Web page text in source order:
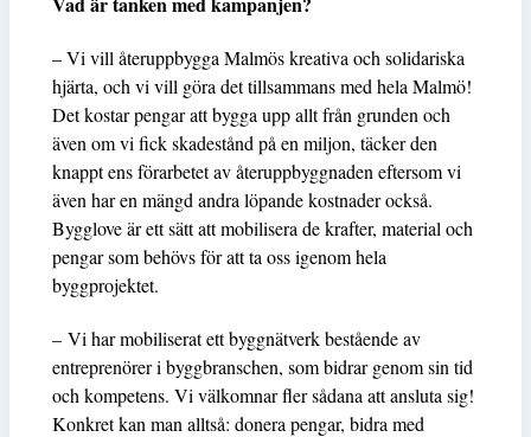
– Vi vill återuppbygga Malmös kreativa och solidariska
hjärta, och vi vill göra det tillsammans med hela Malmö!
Det kostar pengar att bygga upp allt från grunden och
även om vi fick skadestånd på en miljon, täcker den
knappt ens förarbetet av återuppbyggnaden eftersom vi
även har en mängd andra löpande kostnader också.
Bygglove är ett sätt att mobilisera de krafter, material och
pengar som behövs för att ta oss igenom hela
byggprojektet.
– Vi har mobiliserat ett byggnätverk bestående av
entreprenörer i byggbranschen, som bidrar genom sin tid
och kompetens. Vi välkomnar fler sådana att ansluta sig!
Konkret kan man alltså: donera pengar, bidra med